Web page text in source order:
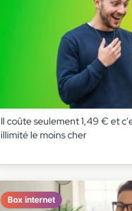
Il coûte seulement 1,49 € et
illimité le moins cher
Box internet